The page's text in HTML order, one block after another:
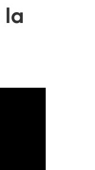
la